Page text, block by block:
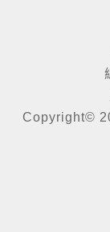
Copyright©